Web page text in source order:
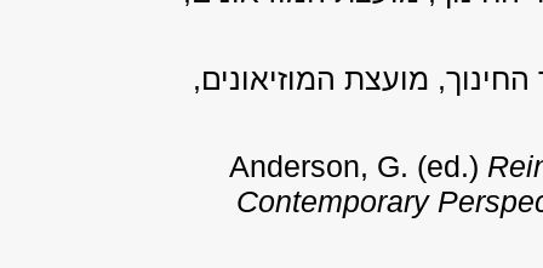
מועצת המוזיאונים,
Anderson, G. (ed.)
Contemporary